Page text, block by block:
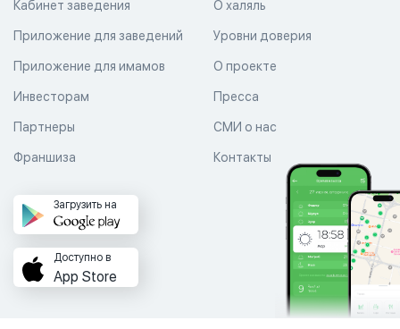
О халяль
Уровни доверия
Кабинет заведения
Приложение для заведений
Приложение для имамов О проекте
Пресса
СМИ о нас
Контакты
Инвесторам
Партнеры
Франшиза
Загрузить на
Доступно в
App Store